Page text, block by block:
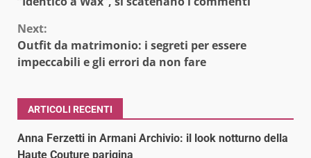
Next:
Outfit da matrimonio: i segreti per essere
impeccabili e gli errori da non fare
ARTICOLI RECENTI
Anna Ferzetti in Armani Archivio: il look notturno della
Haute Couture parigina